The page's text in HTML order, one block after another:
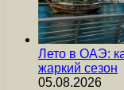
Лето в ОАЭ:
жаркий сезон
05.08.2026